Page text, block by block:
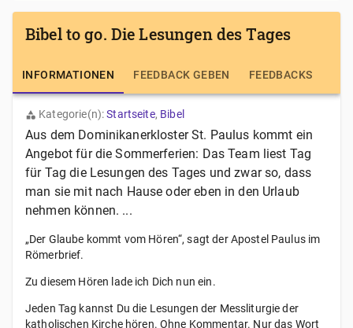
Bibel to go. Die Lesungen des Tages
INFORMATIONEN FEEDBACK GEBEN FEEDBACKS
Kategorie(n): Startseite, Bibel
Aus dem Dominikanerkloster St. Paulus kommt ein
Angebot für die Sommerferien: Das Team liest Tag
für Tag die Lesungen des Tages und zwar so, dass
man sie mit nach Hause oder eben in den Urlaub
nehmen können. ...
„Der Glaube kommt vom Hören“, sagt der Apostel Paulus im
Römerbrief.
Zu diesem Hören lade ich Dich nun ein.
Jeden Tag kannst Du die Lesungen der Messliturgie der
katholischen Kirche hören. Ohne Kommentar. Nur das Wort